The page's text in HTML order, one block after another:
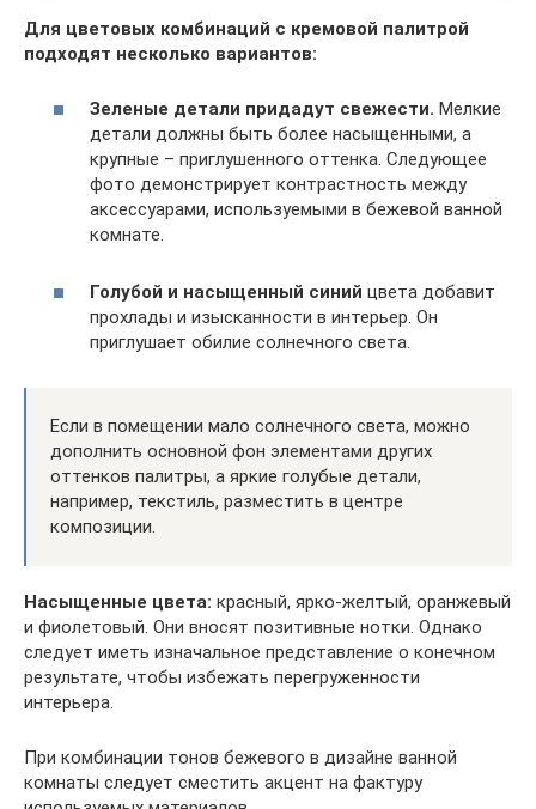
Для цветовых комбинаций с кремовой палитрой
подходят несколько вариантов:
Зеленые детали придадут свежести. Мелкие
детали должны быть более насыщенными, а
крупные – приглушенного оттенка. Следующее
фото демонстрирует контрастность между
аксессуарами, используемыми в бежевой ванной
комнате.
Голубой и насыщенный синий цвета добавит
прохлады и изысканности в интерьер. Он
приглушает обилие солнечного света.
Если в помещении мало солнечного света, можно
дополнить основной фон элементами других
оттенков палитры, а яркие голубые детали,
например, текстиль, разместить в центре
композиции.
Насыщенные цвета: красный, ярко-желтый, оранжевый
и фиолетовый. Они вносят позитивные нотки. Однако
следует иметь изначальное представление о конечном
результате, чтобы избежать перегруженности
интерьера.
При комбинации тонов бежевого в дизайне ванной
комнаты следует сместить акцент на фактуру